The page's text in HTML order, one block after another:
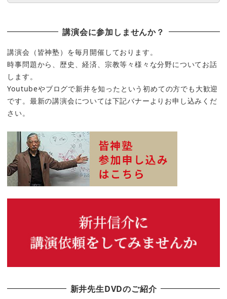
講演会に参加しませんか？
講演会（皆神塾）を毎月開催しております。
時事問題から、歴史、経済、宗教等々様々な分野についてお話
します。
Youtubeやブログで新井を知ったという初めての方でも大歓迎
です。最新の講演会については下記バナーよりお申し込みくだ
さい。
新井先生DVDのご紹介